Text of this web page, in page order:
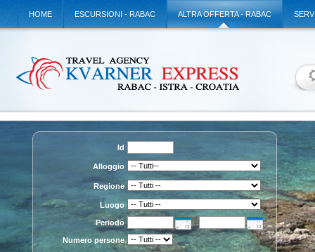
HOME ESCURSIONI - RABAC ALTRA OFFERTA - RABAC
Id
Alloggio
Regione
Luogo
Periodo
Numero persone